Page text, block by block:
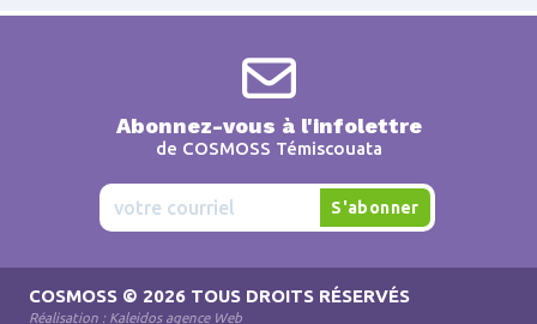
Abonnez-vous à l'infolettre
de COSMOSS Témiscouata
COSMOSS© 2026 TOUS DROITS RÉSERVÉS
Réalisation : Kaleidos agence Web